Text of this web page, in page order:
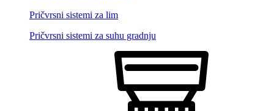
Pričvrsni sistemi za lim
Pričvrsni sistemi za suhu gradnju